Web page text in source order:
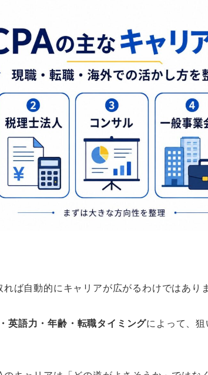
ば自動的にキャリアが広がるわけではあり
英語力・年齢・転職タイミングによって、